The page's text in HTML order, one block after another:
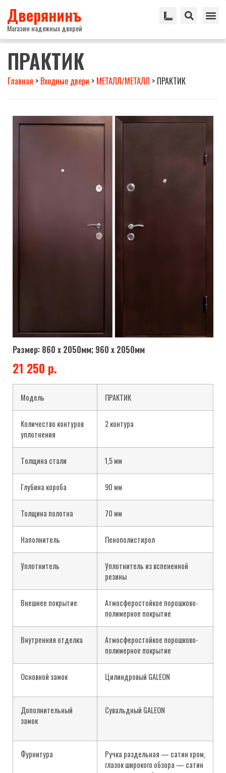
Дверянинъ
Магазин надежных дверей
ПРАКТИК
Главная > Входные двери > МЕТАЛЛ/МЕТАЛЛ > ПРАКТИК
Размер: 860 х 2050мм; 960 х 2050мм
21 250 р.
Модель ПРАКТИК
Количество контуров
уплотнения
2 контура
Tолщина стали 1,5 мм
Глубина короба 90 мм
Толщина полотна 70 мм
Наполнитель Пенополистирол
Уплотнитель
Уплотнитель из вспененной
резины
Внешнее покрытие
Атмосферостойкое порошково-
полимерное покрытие
Внутренняя отделка
Атмосферостойкое порошково-
полимерное покрытие
Основной замок Цилиндровый GALEON
Дополнительный
замок
Сувальдный GALEON
Фурнитура
Ручка раздельная — сатин хром,
глазок широкого обзора — сатин